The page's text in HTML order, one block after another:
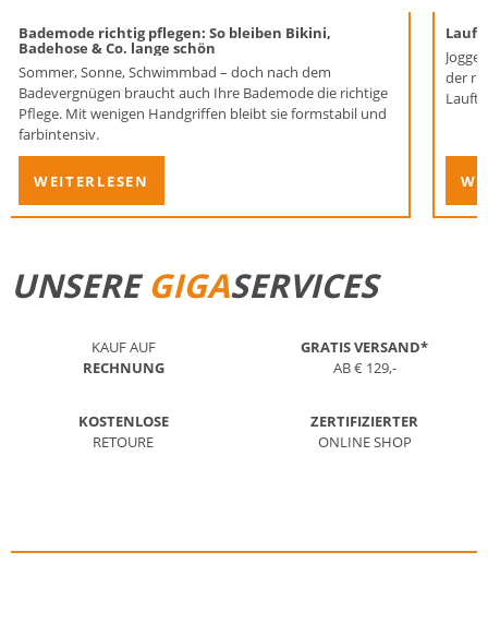
Bademode richtig pflegen: So bleiben Bikini,
Badehose & Co. lange schön
Sommer, Sonne, Schwimmbad – doch nach dem
Badevergnügen braucht auch Ihre Bademode die richtige
Pflege. Mit wenigen Handgriffen bleibt sie formstabil und
farbintensiv.
WEITERLESEN
der
UNSEREGIGASERVICES
KAUF AUF
RECHNUNG
GRATIS VERSAND*
AB € 129,-
KOSTENLOSE
RETOURE
ZERTIFIZIERTER
ONLINE SHOP